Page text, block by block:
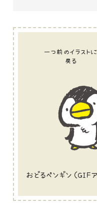
一つ前のイラストに
戻る